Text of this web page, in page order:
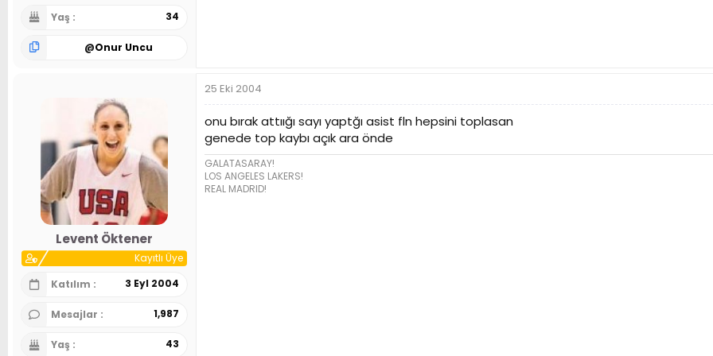
Yaş 34
@Onur Uncu
Levent Öktener
Kayıtlı Üye
Katılım
3 Eyl 2004
Mesajlar 1,987
Yaş 43
25 Eki 2004
onu bırak attıığı sayı yaptğı asist fln hepsini toplasan
genede top kaybı açık ara önde
GALATASARAY!
LOS ANGELES LAKERS!
REAL MADRID!